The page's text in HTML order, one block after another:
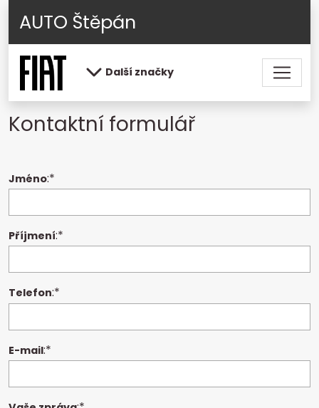
AUTO Štěpán
Další značky
Kontaktní formulář
Jméno:*
Příjmení:*
Telefon:*
E-mail:*